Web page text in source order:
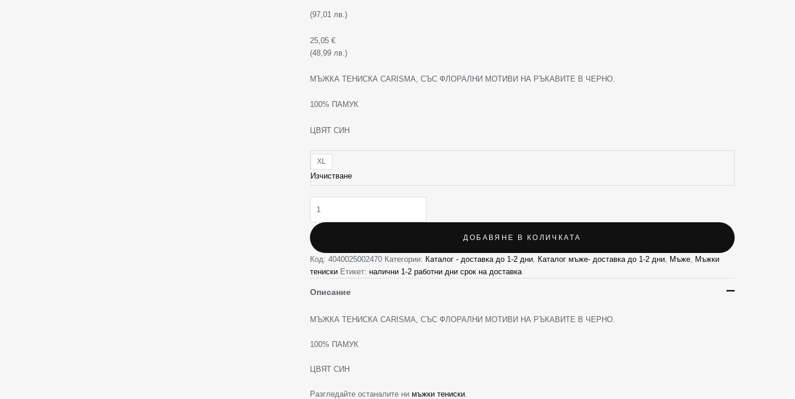
(97,01 лв.)
25,05 €
(48,99 лв.)
МЪЖКА ТЕНИСКА CARISMA, СЪС ФЛОРАЛНИ МОТИВИ НА РЪКАВИТЕ В ЧЕРНО.
100% ПАМУК
ЦВЯТ СИН
XL
Изчистване
ДОБАВЯНЕ В КОЛИЧКАТА
Код: 4040025002470 Категории: Каталог - доставка до 1-2 дни, Каталог мъже- доставка до 1-2 дни, Мъже,
Мъжки
тениски Етикет: налични 1-2 работни дни срок на доставка
Описание
МЪЖКА ТЕНИСКА CARISMA, СЪС ФЛОРАЛНИ МОТИВИ НА РЪКАВИТЕ В ЧЕРНО.
100% ПАМУК
ЦВЯТ СИН
Разгледайте останалите ни мъжки тениски.